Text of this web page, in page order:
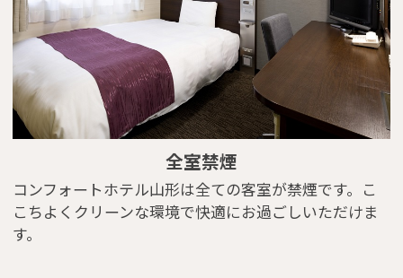
全室禁煙
コンフォートホテル山形は全ての客室が禁煙です。こ
こちよくクリーンな環境で快適にお過ごしいただけま
す。